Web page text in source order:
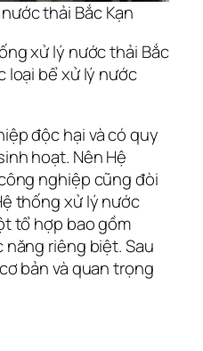
thải Bắc Kạn
xử lý nước thải Bắc
loại bể xử lý nước
độc hại và có quy
hoạt. Nên Hệ
nghiệp cũng đòi
thống xử lý nước
tổ hợp bao gồm
riêng biệt. Sau
bản và quan trọng